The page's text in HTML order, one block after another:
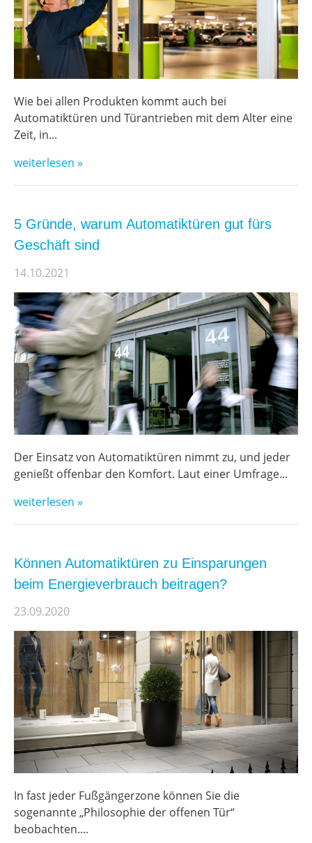
Wie bei allen Produkten kommt auch bei
Automatiktüren und Türantrieben mit dem Alter eine
Zeit, in...
weiterlesen »
5 Gründe, warum Automatiktüren gut fürs
Geschäft sind
14.10.2021
Der Einsatz von Automatiktüren nimmt zu, und jeder
genießt offenbar den Komfort. Laut einer Umfrage...
weiterlesen »
Können Automatiktüren zu Einsparungen
beim Energieverbrauch beitragen?
23.09.2020
In fast jeder Fußgängerzone können Sie die
sogenannte „Philosophie der offenen Tür“
beobachten....